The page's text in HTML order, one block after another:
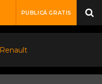
PUBLICÁ GRATIS
Renault